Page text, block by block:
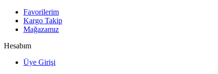
Favorilerim
Kargo Takip
Mağazamız
Hesabım
Üye Girişi